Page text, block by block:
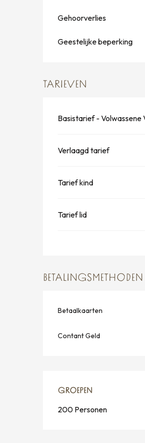
Gehoorverlies
Geestelijke beperking
TARIEVEN
Basistarief - Volwassene
Verlaagd tarief
Tarief kind
Tarief lid
BETALINGSMETHODEN
Betaalkaarten
Contant Geld
GROEPEN
GROEPEN
200 Personen